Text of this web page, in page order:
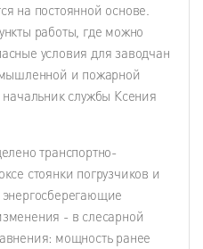
на постоянной основе.
работы, где можно
условия для заводчан
и пожарной
начальник службы Ксения
транспортно-
стоянки погрузчиков и
- в слесарной
мощность ранее